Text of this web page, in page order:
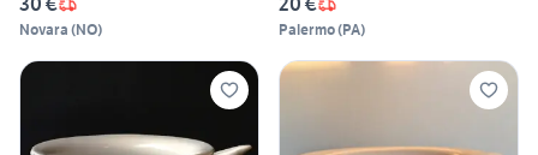
Novara (NO) Palermo(PA)